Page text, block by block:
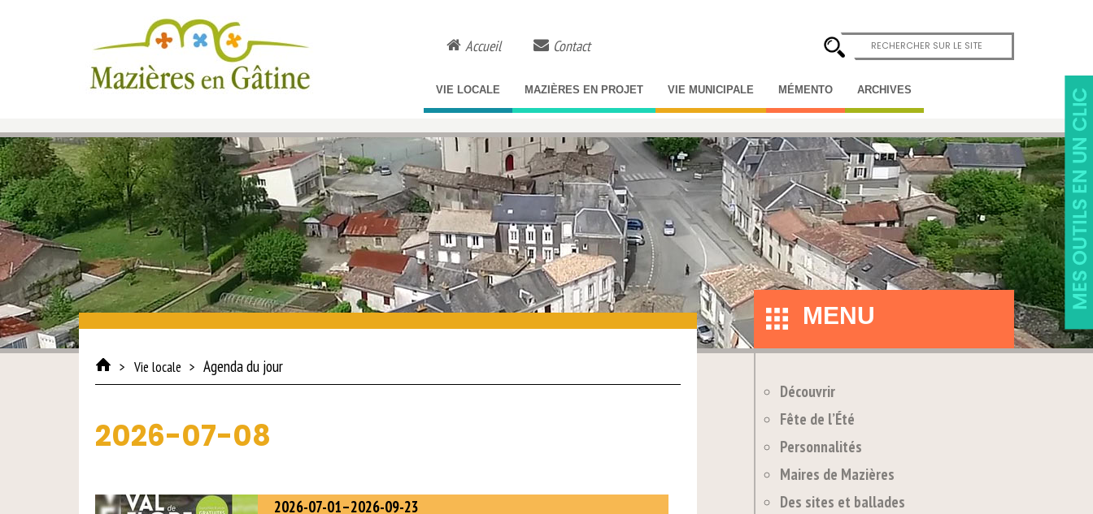
Accueil Contact
VIE LOCALE MAZIÈRES EN PROJET VIE MUNICIPALE MÉMENTO ARCHIVES
Vie locale Agenda du jour
2026-07-08
2026-07-01–2026-09-23
MENU
Découvrir
Fête de l’Été
Personnalités
Maires de Mazières
Des sites et ballades